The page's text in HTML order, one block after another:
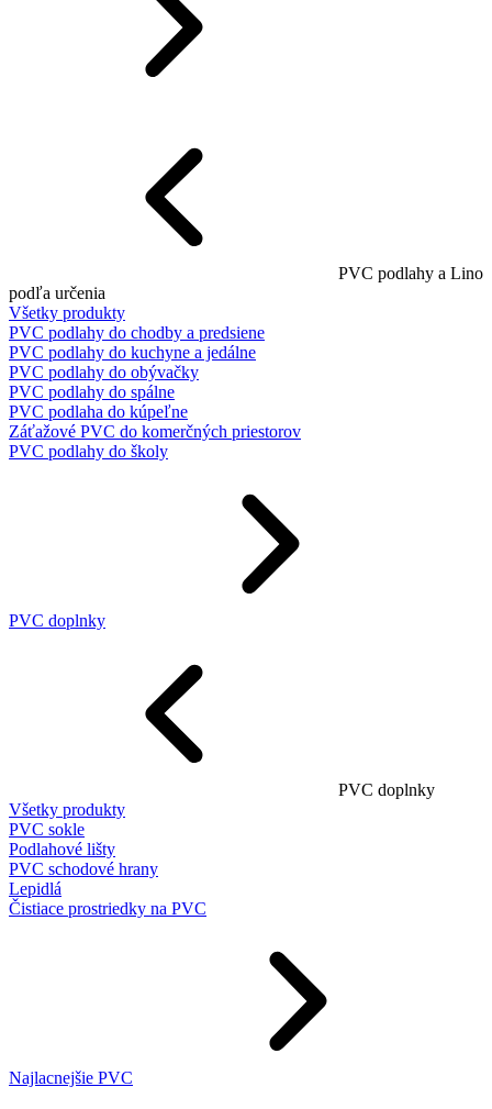
PVC podlahy a Lino
podľa určenia
Všetky produkty
PVC podlahy do chodby a predsiene
PVC podlahy do kuchyne a jedálne
PVC podlahy do obývačky
PVC podlahy do spálne
PVC podlaha do kúpeľne
Záťažové PVC do komerčných priestorov
PVC podlahy do školy
PVC doplnky
PVC doplnky
Všetky produkty
PVC sokle
Podlahové lišty
PVC schodové hrany
Lepidlá
Čistiace prostriedky na PVC
Najlacnejšie PVC